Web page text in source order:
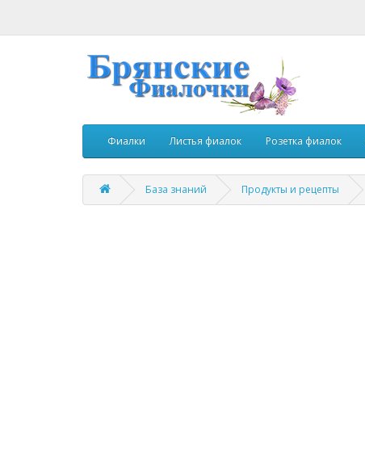
Фиалки Листья фиалок Розетка фиалок
База знаний Продукты и рецепты